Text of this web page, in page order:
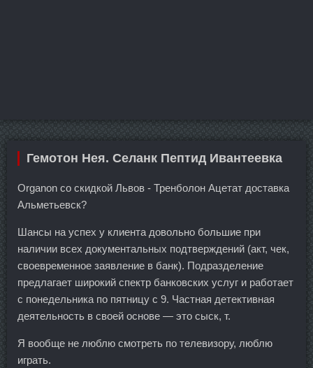
Гемотон Нея. Селанк Пептид Ивантеевка
Organon со скидкой Львов - Тренболон Ацетат доставка
Альметьевск?
Шансы на успех у клиента довольно большие при
наличии всех документальных подтверждений (акт, чек,
своевременное заявление в банк). Подразделение
предлагает широкий спектр банковских услуг и работает
с понедельника по пятницу с 9. Частная детективная
деятельность в своей основе — это сыск, т.
Я вообще не люблю смотреть по телевизору, люблю
играть.